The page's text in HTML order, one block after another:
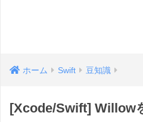
ホーム Swift 豆知識
[Xcode/Swift] Willow